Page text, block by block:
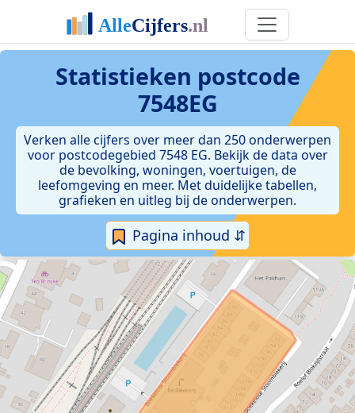
Statistieken postcode
7548EG
Verken alle cijfers over meer dan 250 onderwerpen
voor postcodegebied 7548 EG. Bekijk de data over
de bevolking, woningen, voertuigen, de
leefomgeving en meer. Met duidelijke tabellen,
grafieken en uitleg bij de onderwerpen.
Pagina inhoud ⇵